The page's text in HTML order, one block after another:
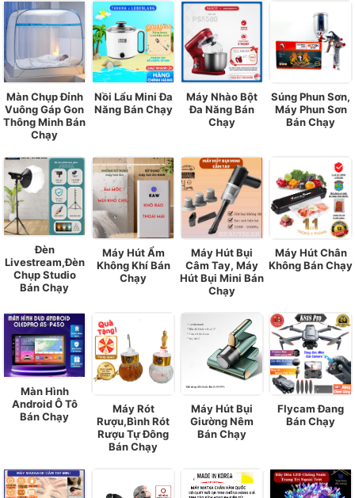
Màn Chụp Đỉnh
Vuông Gáp Gon
Thông Minh Bán
Chạy
Nồi Lẩu Mini Đa
Năng Bán Chạy
Máy Nhào Bột
Đa Năng Bán
Chạy
Súng Phun Sơn,
Máy Phun Sơn
Bán Chạy
Đèn
Livestream,Đèn
Chụp Studio
Bán Chạy
Máy Hút Ẩm
Không Khí Bán
Chạy
Máy Hút Bụi
Câm Tay, Máy
Hút Bụi Mini Bán
Chạy
Máy Hút Chân
Không Bán Chạy
Màn Hình
Android Ô Tô
Bán Chạy
Máy Rót
Rượu,Bình Rót
Rượu Tự Đông
Bán Chạy
Máy Hút Bụi
Giường Nêm
Bán Chạy
Flycam Đang
Bán Chạy